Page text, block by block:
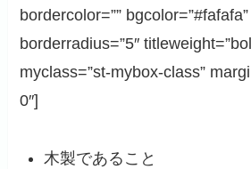
bordercolor=””
borderradius=”5″
myclass=”st-mybox-class”
0″]
木製であること